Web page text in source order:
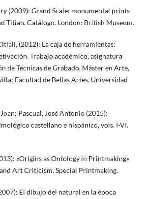
(2009): Grand Scale: monumental prints
Titian. Catálogo. London: British Museum.
(2012): La caja de herramientas:
Trabajo académico, asignatura
de Técnicas de Grabado, Máster en Arte,
Facultad de Bellas Artes, Universidad
Pascual, José Antonio (2015):
castellano e hispánico, vols. I-VI.
«Origins as Ontology in Printmaking»
Art Criticism. Special Printmaking.
El dibujo del natural en la época